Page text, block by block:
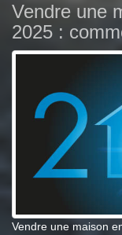
Vendre une
2025 :
Vendre une maison